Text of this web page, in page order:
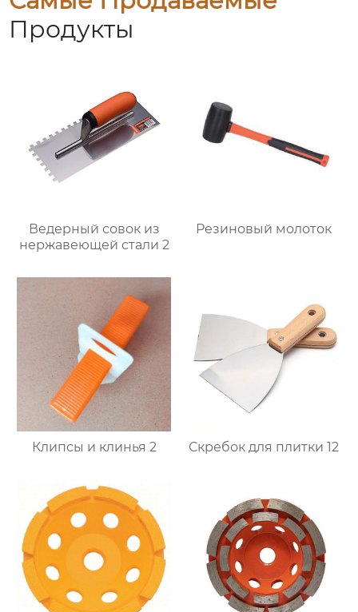
Продукты
Ведерный совок из
нержавеющей стали 2
Резиновый молоток
Клипсы и клинья 2 Скребок для плитки 12